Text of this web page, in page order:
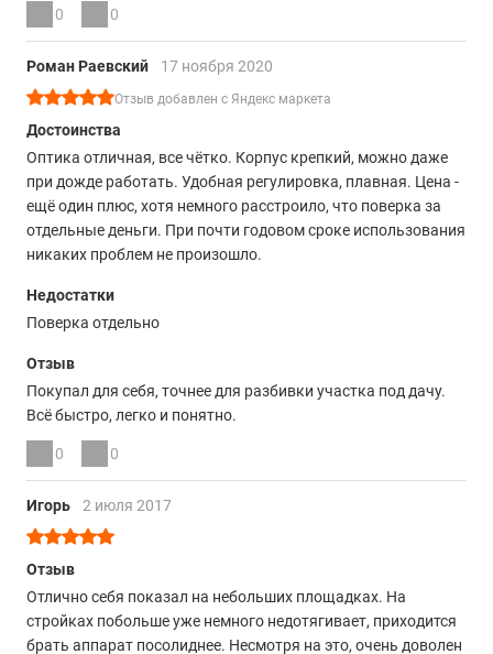
0 0
Роман Раевский 17 ноября 2020
Отзыв добавлен с Яндекс маркета
Достоинства
Оптика отличная, все чётко. Корпус крепкий, можно даже
при дожде работать. Удобная регулировка, плавная. Цена -
ещё один плюс, хотя немного расстроило, что поверка за
отдельные деньги. При почти годовом сроке использования
никаких проблем не произошло.
Недостатки
Поверка отдельно
Отзыв
Покупал для себя, точнее для разбивки участка под дачу.
Всё быстро, легко и понятно.
0 0
Игорь 2 июля 2017
Отзыв
Отлично себя показал на небольших площадках. На
стройках побольше уже немного недотягивает, приходится
брать аппарат посолиднее. Несмотря на это, очень доволен